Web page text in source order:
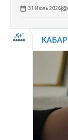
31 Июль 2026